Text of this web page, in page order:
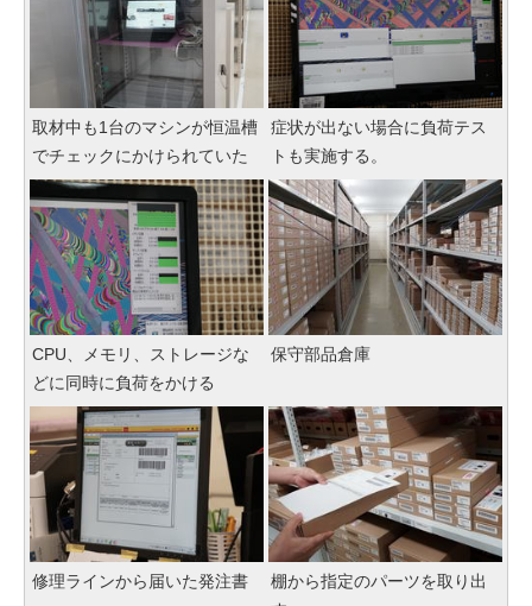
取材中も1台のマシンが恒温槽
でチェックにかけられていた
症状が出ない場合に負荷テス
トも実施する。
CPU、メモリ、ストレージな
どに同時に負荷をかける
保守部品倉庫
修理ラインから届いた発注書
棚から指定のパーツを取り出